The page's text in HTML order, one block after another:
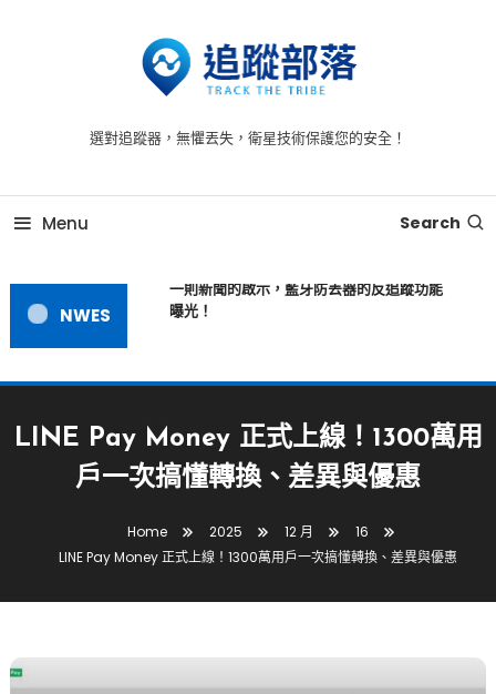
追蹤器，追蹤到每一個毛孔
追蹤器 -為您提供全方位的安全守護，時刻守護每一刻
選對追蹤器，無懼丟失，衛星技術保護您的安全！
Menu Search
NWES
一則新聞的啟示，藍牙防丟器的反追蹤功能
曝光！
LINE Pay Money 正式上線！1300萬用
戶一次搞懂轉換、差異與優惠
Home 2025 12 月
16
LINE Pay Money 正式上線！1300萬用戶一次搞懂轉換、差異與優惠